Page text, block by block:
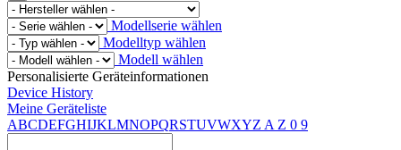
Modellserie wählen
Modelltyp wählen
Modell wählen
Personalisierte Geräteinformationen
Device History
Meine Geräteliste
ABCDEFGHIJKLMNOPQRSTUVWXYZ A Z 0 9